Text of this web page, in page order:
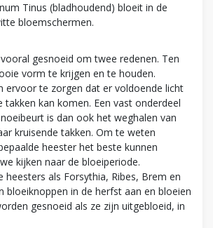
Tinus (bladhoudend) bloeit in de
bloemschermen.
gesnoeid om twee redenen. Ten
vorm te krijgen en te houden.
ervoor te zorgen dat er voldoende licht
takken kan komen. Een vast onderdeel
is dan ook het weghalen van
kruisende takken. Om te weten
heester het beste kunnen
kijken naar de bloeiperiode.
heesters als Forsythia, Ribes, Brem en
bloeiknoppen in de herfst aan en bloeien
gesnoeid als ze zijn uitgebloeid, in